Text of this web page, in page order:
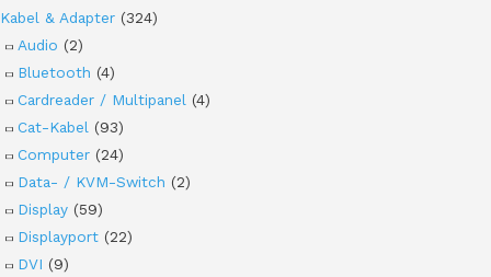
Kabel & Adapter (324)
Audio (2)
Bluetooth (4)
Cardreader / Multipanel (4)
Cat-Kabel (93)
Computer (24)
Data- / KVM-Switch (2)
Display (59)
Displayport (22)
DVI (9)